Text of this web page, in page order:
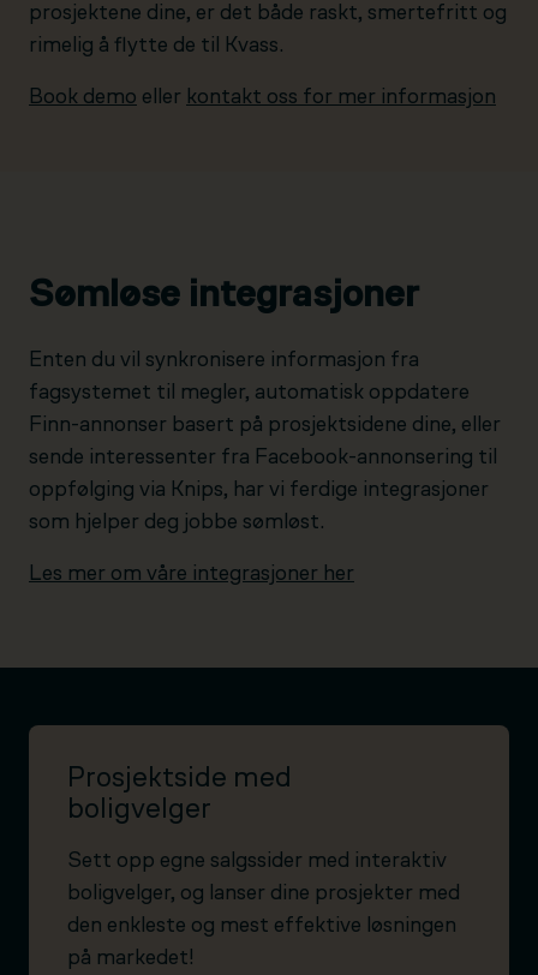
prosjektene dine, er det både raskt, smertefritt og
rimelig å flytte de til Kvass.
Book demo eller kontakt oss for mer informasjon
Sømløse integrasjoner
Enten du vil synkronisere informasjon fra
fagsystemet til megler, automatisk oppdatere
Finn-annonser basert på prosjektsidene dine, eller
sende interessenter fra Facebook-annonsering til
oppfølging via Knips, har vi ferdige integrasjoner
som hjelper deg jobbe sømløst.
Les mer om våre integrasjoner her
Prosjektside med
boligvelger
Sett opp egne salgssider med interaktiv
boligvelger, og lanser dine prosjekter med
den enkleste og mest effektive løsningen
på markedet!